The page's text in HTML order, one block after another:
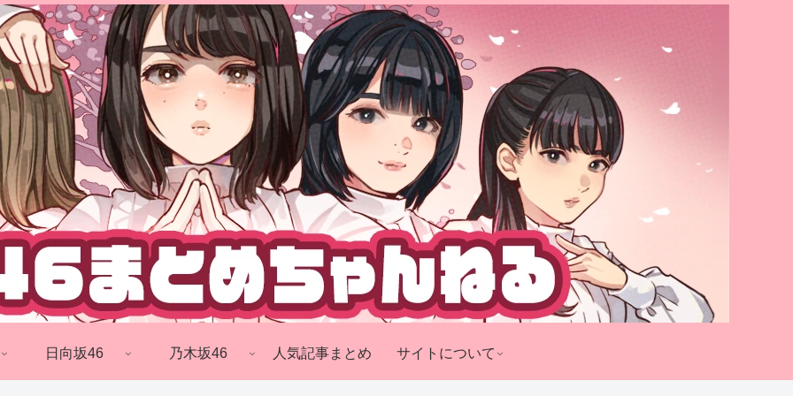
日向坂46 乃木坂46 人気記事まとめ サイトについて